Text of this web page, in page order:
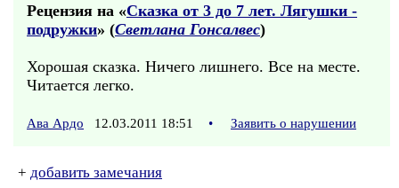
Рецензия на «Сказка от 3 до 7 лет. Лягушки -
подружки» (Светлана Гонсалвес)
Хорошая сказка. Ничего лишнего. Все на месте.
Читается легко.
Ава Ардо 12.03.2011 18:51 • Заявить о нарушении
+ добавить замечания